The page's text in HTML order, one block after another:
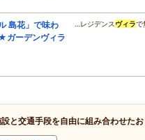
島花」で味わ
ガーデンヴィラ
…レジデンス ヴィラで
と交通手段を自由に組み合わせた